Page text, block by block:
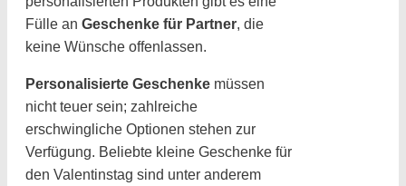
Fülle an Geschenke für Partner, die
keine Wünsche offenlassen.
Personalisierte Geschenke müssen
nicht teuer sein; zahlreiche
erschwingliche Optionen stehen zur
Verfügung. Beliebte kleine Geschenke für
den Valentinstag sind unter anderem